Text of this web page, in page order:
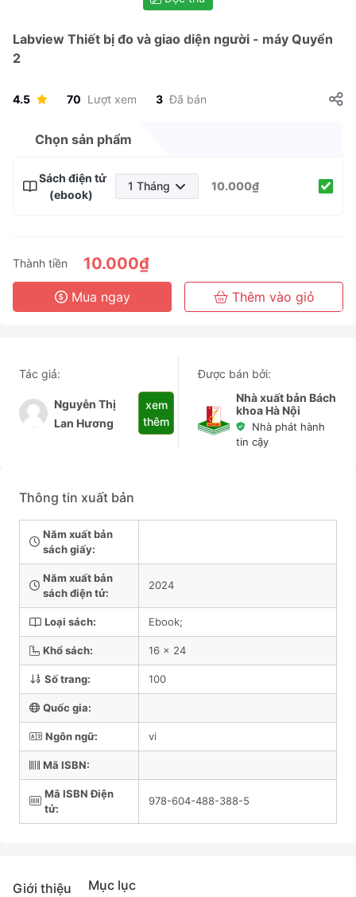
Labview Thiết bị đo và giao diện người - máy Quyển
2
4.5 70 Lượt xem 3 Đã bán
Chọn sản phẩm
Sách điện tử
(ebook)
1 Tháng
6 Tháng
3 Năm
10.000₫
Thành tiền 10.000₫
Mua ngay Thêm vào giỏ
Tác giả:
Nguyễn Thị
Lan Hương
xem
thêm
Được bán bởi:
Nhà xuất bản Bách
khoa Hà Nội
Nhà phát hành
tin cậy
Thông tin xuất bản
Năm xuất bản
sách giấy:
Năm xuất bản
sách điện tử:
2024
Loại sách: Ebook;
Khổ sách: 16 x 24
Số trang: 100
Quốc gia:
Ngôn ngữ: vi
Mã ISBN:
Mã ISBN Điện
tử:
978-604-488-388-5
Giới thiệu Mục lục